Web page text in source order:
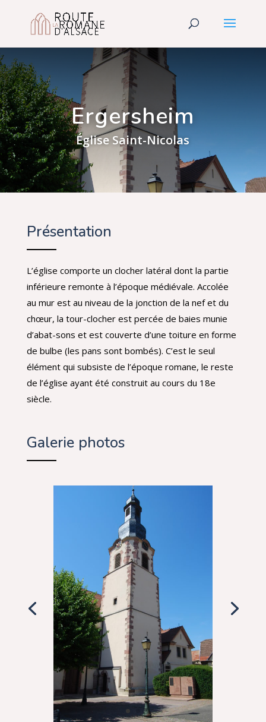
Ergersheim
Église Saint-Nicolas
Présentation
L’église comporte un clocher latéral dont la partie
inférieure remonte à l’époque médiévale. Accolée
au mur est au niveau de la jonction de la nef et du
chœur, la tour-clocher est percée de baies munie
d’abat-sons et est couverte d’une toiture en forme
de bulbe (les pans sont bombés). C’est le seul
élément qui subsiste de l’époque romane, le reste
de l’église ayant été construit au cours du 18e
siècle.
Galerie photos